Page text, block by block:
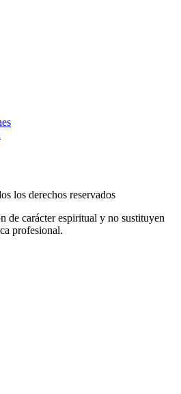
los derechos reservados
de carácter espiritual y no sustituyen
profesional.